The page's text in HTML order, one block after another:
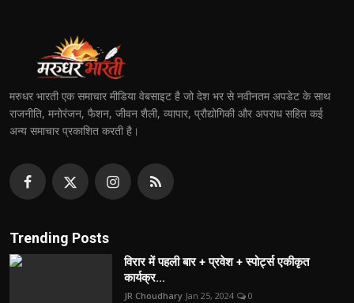
मरुधर भारती एक समाचार मीडिया वेबसाइट है जो देश भर से नवीनतम अपडेट के साथ
राजनीति, मनोरंजन, फैशन, जीवन शैली, व्यापार, प्रौद्योगिकी और अपराध सहित कई
अन्य समाचार प्रकाशित करती है।
Trending Posts
विरार में पहली बार + प्रवेश + स्पोर्ट्स एकीकृत
कार्यक्र...
JR Choudhary Jan 25, 2024 0